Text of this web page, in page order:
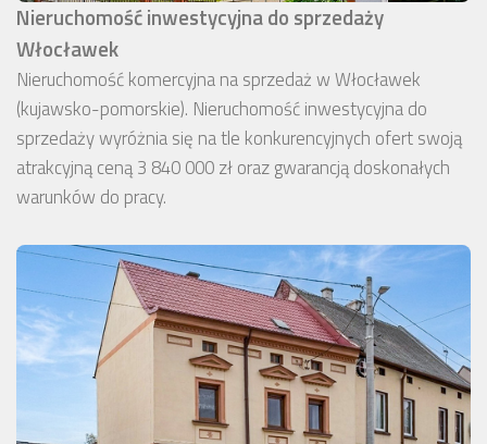
Nieruchomość inwestycyjna do sprzedaży
Włocławek
Nieruchomość komercyjna na sprzedaż w Włocławek
(kujawsko-pomorskie). Nieruchomość inwestycyjna do
sprzedaży wyróżnia się na tle konkurencyjnych ofert swoją
atrakcyjną ceną 3 840 000 zł oraz gwarancją doskonałych
warunków do pracy.